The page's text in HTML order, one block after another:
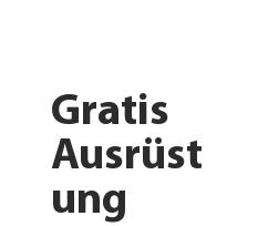
Gratis
Ausrüst
ung